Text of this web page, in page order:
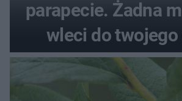
parapecie. Żadna
wleci do twojego